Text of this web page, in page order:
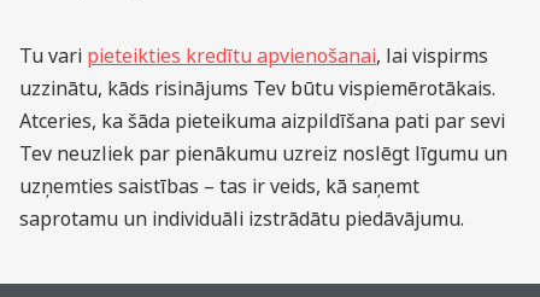
Tu vari pieteikties kredītu apvienošanai, lai vispirms
uzzinātu, kāds risinājums Tev būtu vispiemērotākais.
Atceries, ka šāda pieteikuma aizpildīšana pati par sevi
Tev neuzliek par pienākumu uzreiz noslēgt līgumu un
uzņemties saistības – tas ir veids, kā saņemt
saprotamu un individuāli izstrādātu piedāvājumu.